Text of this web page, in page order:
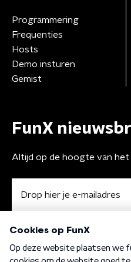
Programmering
Frequenties
Hosts
Demo insturen
Gemist
FunX
Altijd op de hoogte van het